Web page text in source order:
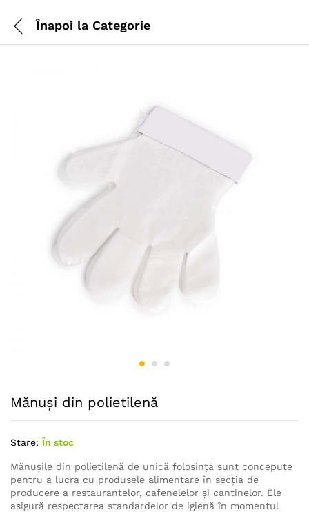
Înapoi la Categorie
Mănuși din polietilenă
Stare: În stoc
Mănușile din polietilenă de unică folosință sunt concepute
pentru a lucra cu produsele alimentare în secția de
producere a restaurantelor, cafenelelor și cantinelor. Ele
asigură respectarea standardelor de igienă în momentul